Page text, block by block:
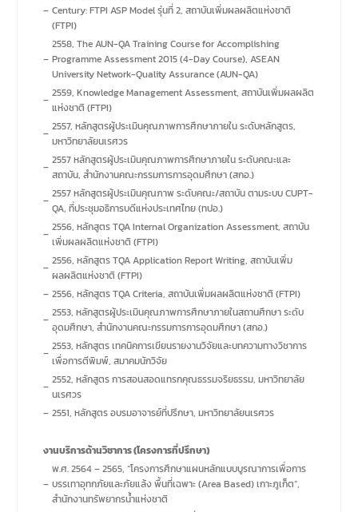
– Century: FTPI ASP Model รุ่นที่ 2, สถาบันเพิ่มผลผลิตแห่งชาติ
(FTPI)
–
2558, The AUN-QA Training Course for Accomplishing
Programme Assessment 2015 (4-Day Course), ASEAN
University Network-Quality Assurance (AUN-QA)
– 2559, Knowledge Management Assessment, สถาบันเพิ่มผลผลิต
แห่งชาติ (FTPI)
– 2557, หลักสูตรผู้ประเมินคุณภาพการศึกษาภายใน ระดับหลักสูตร,
มหาวิทยาลัยนเรศวร
– 2557 หลักสูตรผู้ประเมินคุณภาพการศึกษาภายใน ระดับคณะและ
สถาบัน, สำนักงานคณะกรรมการการอุดมศึกษา (สกอ.)
– 2557 หลักสูตรผู้ประเมินคุณภาพ ระดับคณะ/สถาบัน ตามระบบ CUPT-
QA, ที่ประชุมอธิการบดีแห่งประเทศไทย (ทปอ.)
– 2556, หลักสูตร TQA Internal Organization Assessment, สถาบัน
เพิ่มผลผลิตแห่งชาติ (FTPI)
– 2556, หลักสูตร TQA Application Report Writing, สถาบันเพิ่ม
ผลผลิตแห่งชาติ (FTPI)
– 2556, หลักสูตร TQA Criteria, สถาบันเพิ่มผลผลิตแห่งชาติ (FTPI)
– 2553, หลักสูตรผู้ประเมินคุณภาพการศึกษาภายในสถานศึกษา ระดับ
อุดมศึกษา, สำนักงานคณะกรรมการการอุดมศึกษา (สกอ.)
– 2553, หลักสูตร เทคนิคการเขียนรายงานวิจัยและบทความทางวิชาการ
เพื่อการตีพิมพ์, สมาคมนักวิจัย
– 2552, หลักสูตร การสอนสอดแทรกคุณธรรมจริยธรรม, มหาวิทยาลัย
นเรศวร
– 2551, หลักสูตร อบรมอาจารย์ที่ปรึกษา, มหาวิทยาลัยนเรศวร
งานบริการด้านวิชาการ (โครงการที่ปรึกษา)
–
พ.ศ. 2564 – 2565, “โครงการศึกษาแผนหลักแบบบูรณาการเพื่อการ
บรรเทาอุทกภัยและภัยแล้ง พื้นที่เฉพาะ (Area Based) เกาะภูเก็ต”,
สำนักงานทรัพยากรน้ำแห่งชาติ